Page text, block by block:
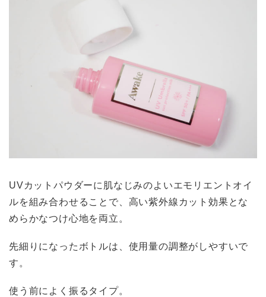
UVカットパウダーに肌なじみのよいエモリエントオイ
ルを組み合わせることで、高い紫外線カット効果とな
めらかなつけ心地を両立。
先細りになったボトルは、使用量の調整がしやすいで
す。
使う前によく振るタイプ。